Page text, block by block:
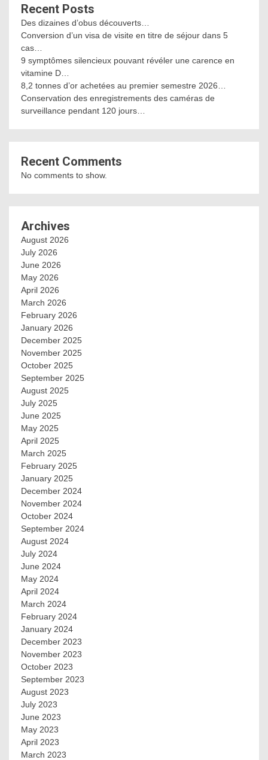
Recent Posts
Des dizaines d’obus découverts…
Conversion d’un visa de visite en titre de séjour dans 5
cas…
9 symptômes silencieux pouvant révéler une carence en
vitamine D…
8,2 tonnes d’or achetées au premier semestre 2026…
Conservation des enregistrements des caméras de
surveillance pendant 120 jours…
Recent Comments
No comments to show.
Archives
August 2026
July 2026
June 2026
May 2026
April 2026
March 2026
February 2026
January 2026
December 2025
November 2025
October 2025
September 2025
August 2025
July 2025
June 2025
May 2025
April 2025
March 2025
February 2025
January 2025
December 2024
November 2024
October 2024
September 2024
August 2024
July 2024
June 2024
May 2024
April 2024
March 2024
February 2024
January 2024
December 2023
November 2023
October 2023
September 2023
August 2023
July 2023
June 2023
May 2023
April 2023
March 2023